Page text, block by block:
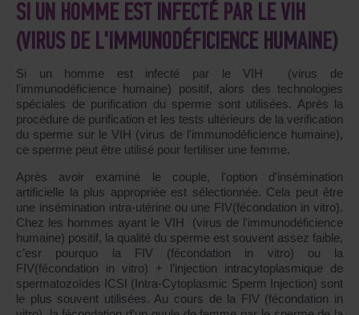
SI UN HOMME EST INFECTÉ PAR LE VIH
(VIRUS DE L'IMMUNODÉFICIENCE HUMAINE)
Si un homme est infecté par le VIH (virus de
l'immunodéficience humaine) positif, alors des technologies
spéciales de purification du sperme sont utilisées. Après la
procédure de purification et les tests ultérieurs de la verification
du sperme sur le VIH (virus de l'immunodéficience humaine),
ce sperme peut être utilisé pour fertiliser une femme.
Après avoir examiné le couple, l'option d'insémination
artificielle la plus appropriée est sélectionnée. Cela peut être
une insémination intra-utérine ou une FIV(fécondation in vitro).
Chez les hommes ayant le VIH (virus de l'immunodéficience
humaine) positif, la qualité du sperme est souvent assez faible,
c’esr pourquo la FIV (fécondation in vitro) ou la
FIV(fécondation in vitro) + l’injection intracytoplasmique de
spermatozoïdes ICSI (Intra-Cytoplasmic Sperm Injection) sont
le plus souvent utilisées. Au cours de la FIV (fécondation in